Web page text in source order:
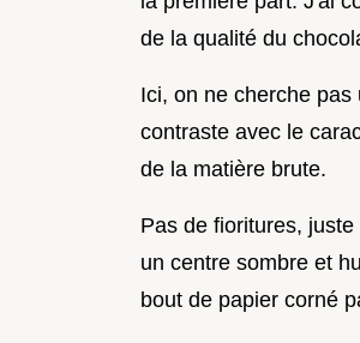
de la qualité du
Ici, on ne cherche
contraste avec le
de la matière brute.
Pas de fioritures,
un centre sombre et
bout de papier corné